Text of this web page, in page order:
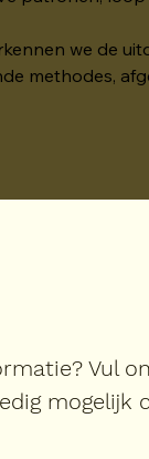
we de
methodes,
Vul
mogelijk